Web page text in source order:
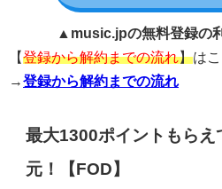
▲music.jpの無料登録の
【登録から解約までの流れ】は
→登録から解約までの流れ
最大1300ポイントもらえ
元！【FOD】